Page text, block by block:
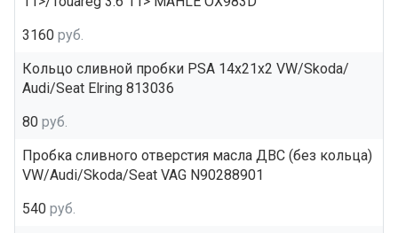
3160 руб.
Кольцо сливной пробки PSA 14x21x2 VW/Skoda/
Audi/Seat Elring 813036
80 руб.
Пробка сливного отверстия масла ДВС (без кольца)
VW/Audi/Skoda/Seat VAG N90288901
540 руб.